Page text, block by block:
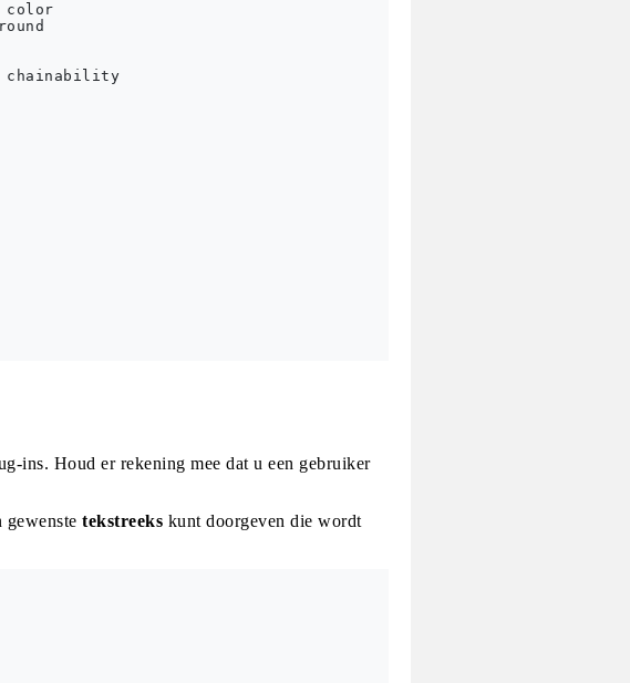
color
chainability
ins. Houd er rekening mee dat u een gebruiker
tekstreeks kunt doorgeven die wordt